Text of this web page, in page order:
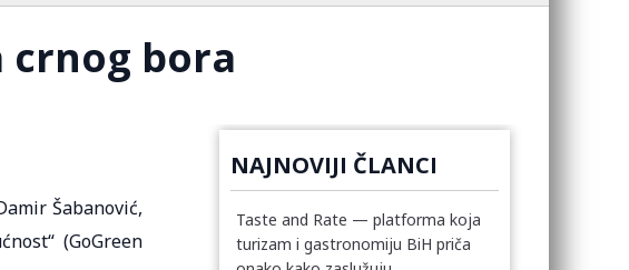
crnog bora
Šabanović,
(GoGreen
NAJNOVIJI ČLANCI
Taste and Rate — platforma koja
turizam i gastronomiju BiH priča